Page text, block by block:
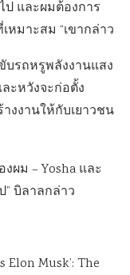
ป และผมต้องการ
มาะสม “เขากล่าว
บรถหรูพลังงานแสง
ะหวังจะก่อตั้ง
งงานให้กับเยาวชน
ผม – Yosha และ
บิลาลกล่าว
Elon Musk’: The